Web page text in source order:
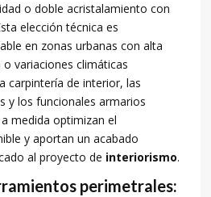
o doble acristalamiento con
elección técnica es
en zonas urbanas con alta
variaciones climáticas
carpintería de interior, las
y los funcionales armarios
medida optimizan el
y aportan un acabado
al proyecto de interiorismo.
perimetrales: